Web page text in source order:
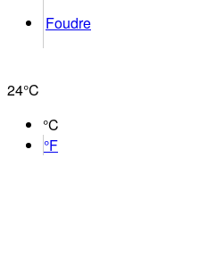
Foudre
24°C
°C
°F